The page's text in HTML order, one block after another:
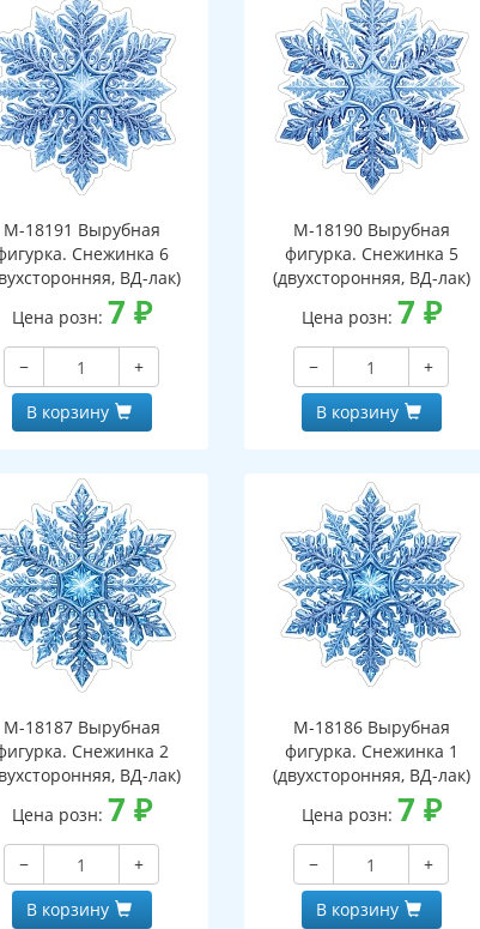
М-18191 Вырубная
Снежинка 6
ВД-лак)
Цена розн: 7 ₽
−
+
В корзину
М-18190 Вырубная
фигурка. Снежинка 5
(двухсторонняя, ВД-лак)
Цена розн: 7 ₽
−
+
В корзину
М-18187 Вырубная
Снежинка 2
ВД-лак)
Цена розн: 7 ₽
−
+
В корзину
М-18186 Вырубная
фигурка. Снежинка 1
(двухсторонняя, ВД-лак)
Цена розн: 7 ₽
−
+
В корзину